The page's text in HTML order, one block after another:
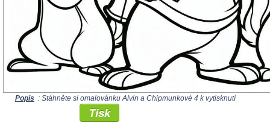
Popis : Stáhněte si omalovánku Alvin a Chipmunkové 4 k vytisknutí
Tisk